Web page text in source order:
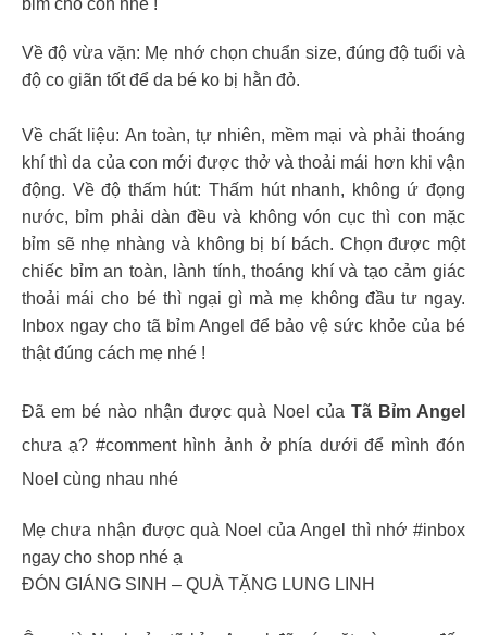
bỉm cho con nhé !
Về độ vừa vặn: Mẹ nhớ chọn chuẩn size, đúng độ tuổi và
độ co giãn tốt để da bé ko bị hằn đỏ.
Về chất liệu: An toàn, tự nhiên, mềm mại và phải thoáng
khí thì da của con mới được thở và thoải mái hơn khi vận
động. Về độ thấm hút: Thấm hút nhanh, không ứ đọng
nước, bỉm phải dàn đều và không vón cục thì con mặc
bỉm sẽ nhẹ nhàng và không bị bí bách. Chọn được một
chiếc bỉm an toàn, lành tính, thoáng khí và tạo cảm giác
thoải mái cho bé thì ngại gì mà mẹ không đầu tư ngay.
Inbox ngay cho tã bỉm Angel để bảo vệ sức khỏe của bé
thật đúng cách mẹ nhé !
Đã em bé nào nhận được quà Noel củaTã Bỉm Angel
chưa ạ? #comment hình ảnh ở phía dưới để mình đón
Noel cùng nhau nhé
Mẹ chưa nhận được quà Noel của Angel thì nhớ #inbox
ngay cho shop nhé ạ
ĐÓN GIÁNG SINH – QUÀ TẶNG LUNG LINH